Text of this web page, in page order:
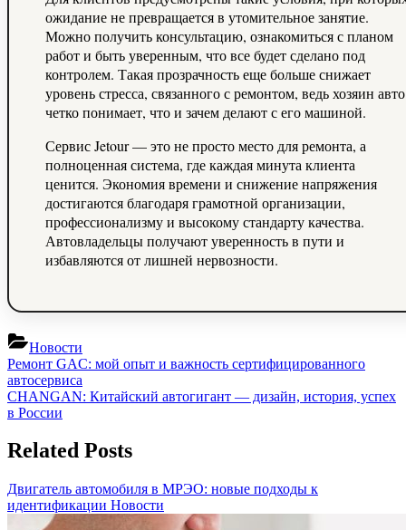
ожидание не превращается в утомительное занятие.
Можно получить консультацию, ознакомиться с планом
работ и быть уверенным, что все будет сделано под
контролем. Такая прозрачность еще больше снижает
уровень стресса, связанного с ремонтом, ведь хозяин авто
четко понимает, что и зачем делают с его машиной.
Сервис Jetour — это не просто место для ремонта, а
полноценная система, где каждая минута клиента
ценится. Экономия времени и снижение напряжения
достигаются благодаря грамотной организации,
профессионализму и высокому стандарту качества.
Автовладельцы получают уверенность в пути и
избавляются от лишней нервозности.
Новости
Навигация
по
записям
Previous
Post:
Ремонт GAC: мой опыт и важность сертифицированного
автосервиса
Next
Post:
CHANGAN: Китайский автогигант — дизайн, история, успех
в России
Related Posts
Двигатель автомобиля в МРЭО: новые подходы к
идентификации Новости